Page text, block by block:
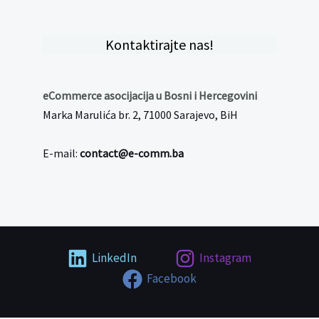
Kontaktirajte nas!
eCommerce asocijacija u Bosni i Hercegovini
Marka Marulića br. 2, 71000 Sarajevo, BiH
E-mail: contact@e-comm.ba
LinkedIn
Instagram
Facebook